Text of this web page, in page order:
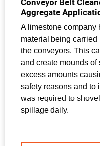
Conveyor Belt
Aggregate
A limestone company
material being
the conveyors. This
and create mounds
excess amounts
safety reasons and to
was required to
spillage daily.